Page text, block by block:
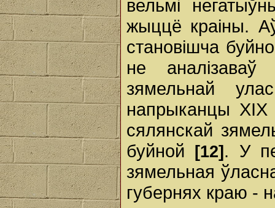
вельмі
жыццё краіны.
становішча
не
зямельнай
напрыканцы XIX
сялянскай
буйной
[12] . У
зямельная
губернях краю -